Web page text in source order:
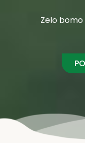
Zelo bomo